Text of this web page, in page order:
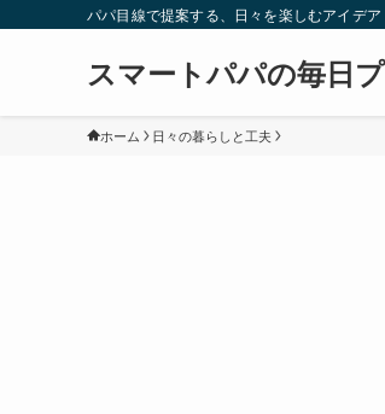
パパ目線で提案する、日々を楽しむアイデア
スマートパパの毎日
ホーム 日々の暮らしと工夫